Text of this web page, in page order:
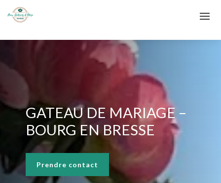
GATEAU DE MARIAGE –
BOURG EN BRESSE
Prendre contact